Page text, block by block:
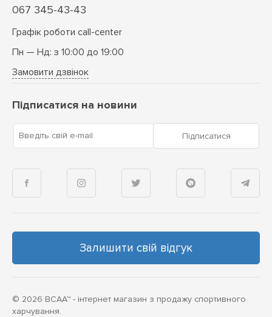
067 345-43-43
Графік роботи call-center
Пн — Нд: з 10:00 до 19:00
Замовити дзвінок
Підписатися на новини
Введіть свій e-mail Підписатися
Залишити свій відгук
© 2026 BCAA™ - інтернет магазин з продажу спортивного
харчування.